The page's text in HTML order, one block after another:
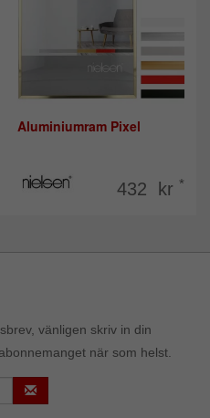
Aluminiumram Pixel
432 kr *
vänligen skriv in din
när som helst.